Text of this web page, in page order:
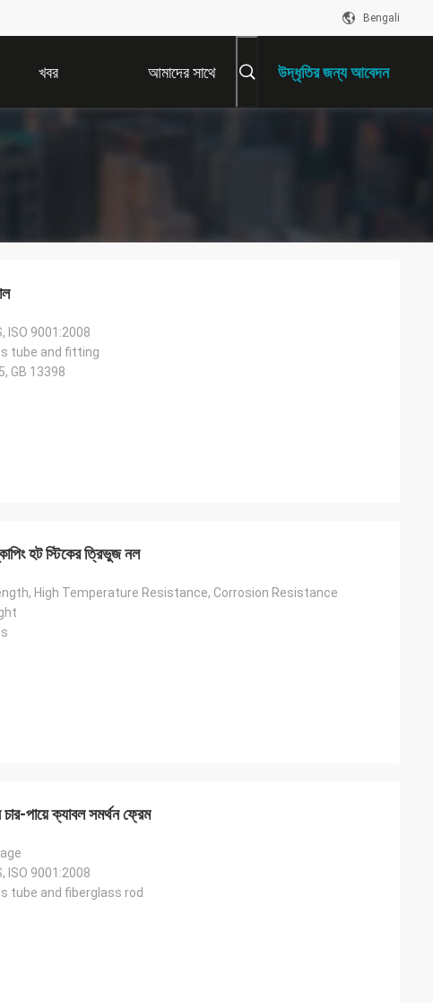
Bengali
খবর আমাদের সাথে উদ্ধৃতির জন্য আবেদন
ISO 9001:2008
tube and fitting
GB 13398
হট স্টিকের ত্রিভুজ নল
High Temperature Resistance, Corrosion Resistance
পায়ে ক্যাবল সমর্থন ফ্রেম
ISO 9001:2008
tube and fiberglass rod